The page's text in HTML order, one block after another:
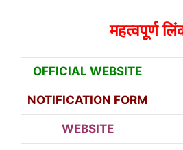
महत्वपूर्ण
OFFICIAL WEBSITE
NOTIFICATION FORM
WEBSITE